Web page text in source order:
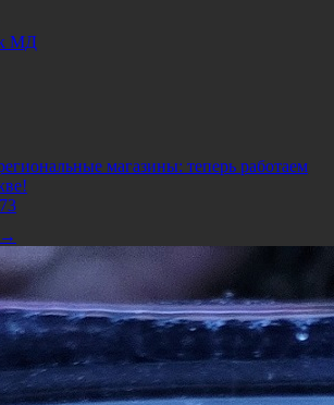
МД
магазины: теперь работаем
→